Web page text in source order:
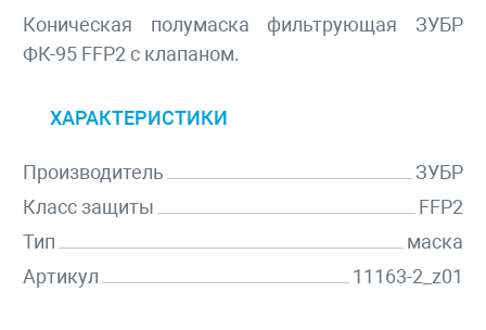
Коническая полумаска фильтрующая ЗУБР
ФК-95 FFP2 с клапаном.
ХАРАКТЕРИСТИКИ
Производитель
ЗУБР
Класс защиты
FFP2
Тип
маска
Артикул
11163-2_z01